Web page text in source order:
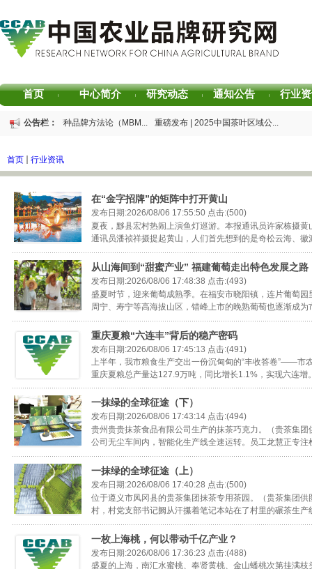
首页 | 中心简介 | 研究动态 | 通知公告 | 行业
公告栏：
重磅发布 | 芒种品牌方法论（MBM...
重磅发布 | 2025中国茶叶区域公...
首页 行业资讯
在“金字招牌”的矩阵中打开黄山
发布日期:2026/08/06 17:55:50 点击:(500)
夏夜，黟县宏村热闹上演鱼灯巡游。本报通讯员许家栋摄
通讯员潘祯祥摄提起黄山，人们首先想到的是奇松云海、徽
从山海间到“甜蜜产业” 福建葡萄走出特色发展之路
发布日期:2026/08/06 17:48:38 点击:(493)
盛夏时节，迎来葡萄成熟季。在福安市晓阳镇，连片葡萄
周宁、寿宁等高海拔山区，错峰上市的晚熟葡萄也逐渐成为
重庆夏粮“六连丰”背后的稳产密码
发布日期:2026/08/06 17:45:13 点击:(491)
上半年，我市粮食生产交出一份沉甸甸的“丰收答卷”——市
重庆夏粮总产量达127.9万吨，同比增长1.1%，实现六连增
一抹绿的全球征途（下）
发布日期:2026/08/06 17:43:14 点击:(494)
贵州贵贵抹茶食品有限公司生产的抹茶巧克力。（贵茶集
公司无尘车间内，智能化生产线全速运转。员工龙慧正专注
一抹绿的全球征途（上）
发布日期:2026/08/06 17:40:28 点击:(500)
位于遵义市凤冈县的贵茶集团抹茶专用茶园。（贵茶集团
村，村党支部书记阙从汗攥着笔记本站在了村里的碾茶生产
一枚上海桃，何以带动千亿产业？
发布日期:2026/08/06 17:36:23 点击:(488)
盛夏的上海，南汇水蜜桃、奉贤黄桃、金山蟠桃次第挂满
2015茶叶区域公用品牌